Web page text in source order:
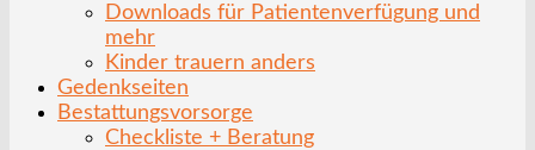
Downloads für Patientenverfügung und
mehr
Kinder trauern anders
Gedenkseiten
Bestattungsvorsorge
Checkliste + Beratung